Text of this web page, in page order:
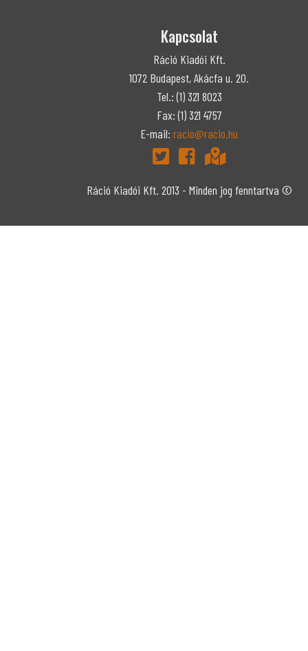
Kapcsolat
Ráció Kiadói Kft.
1072 Budapest, Akácfa u. 20.
Tel.: (1) 321 8023
Fax: (1) 321 4757
E-mail: racio@racio.hu
Ráció Kiadói Kft. 2013 - Minden jog fenntartva ©